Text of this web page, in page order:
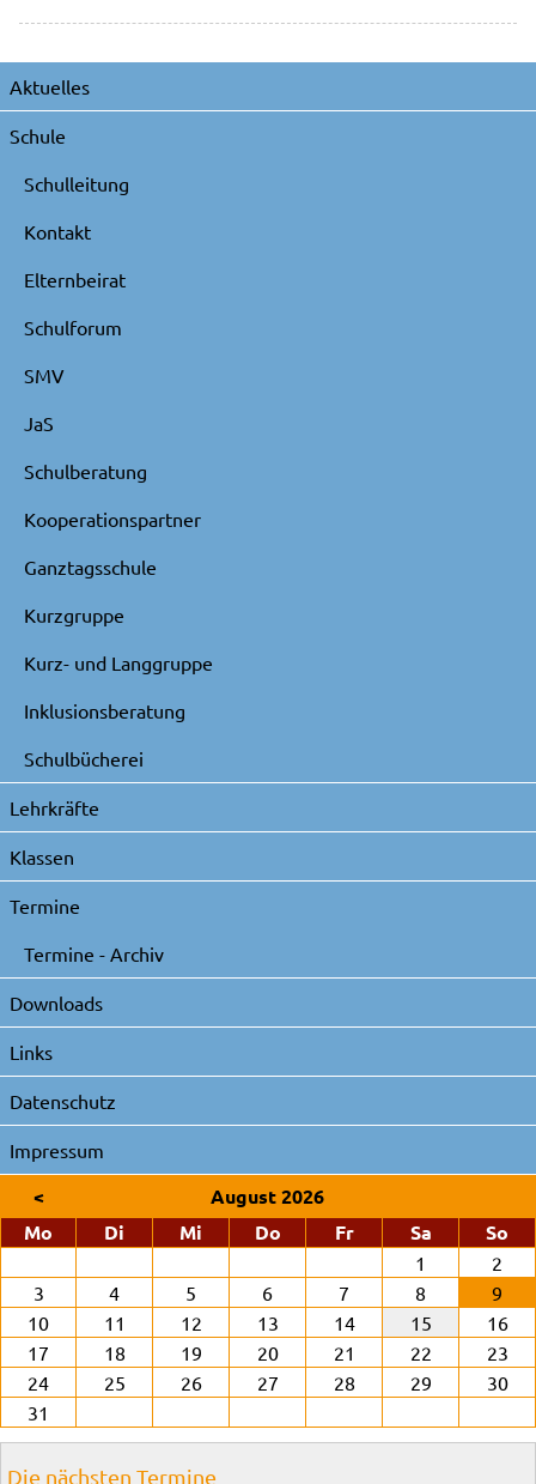
Navigation
Aktuelles
Schule
Schulleitung
Kontakt
Elternbeirat
Schulforum
SMV
JaS
Schulberatung
Kooperationspartner
Ganztagsschule
Kurzgruppe
Kurz- und Langgruppe
Inklusionsberatung
Schulbücherei
Lehrkräfte
Klassen
Termine
Termine - Archiv
Downloads
Links
Datenschutz
Impressum
<
August 2026
Mo
Di enstagMi ttwochDonnerstag
Freitag SamstagSo
1
2
3
4 5 6 7 8
9
10
11 12 13 14 15
16
17
18 19 20 21 22
23
24
25 26 27 28 29
30
31
Die nächsten Termine